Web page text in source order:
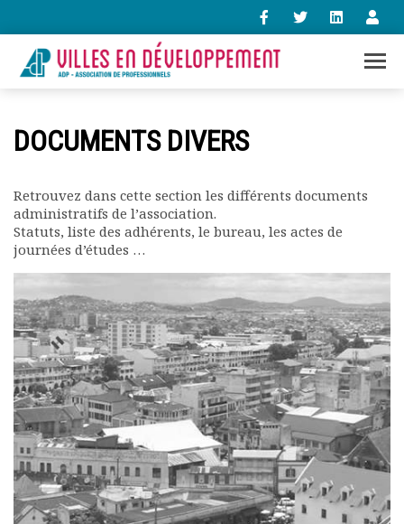
contact@villes-developpement.org
Accueil
L’association
Qui sommes-nous ?
Le bureau
Statuts de l’association
Vie de l’association
Calendrier des activités
Assemblées générales
Comptes rendus mensuels
Rapports moraux
Rapports financiers
Nous rejoindre
Le bulletin
Présentation du bulletin
DOCUMENTS DIVERS
Retrouvez dans cette section les différents documents
administratifs de l’association.
Statuts, liste des adhérents, le bureau, les actes de
journées d’études …